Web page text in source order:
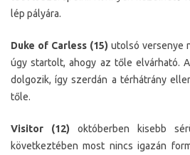
lép pályára.
Duke of Carless (15) utolsó versenye
úgy startolt, ahogy az tőle elvárható.
dolgozik, így szerdán a térhátrány
tőle.
Visitor (12) októberben kisebb
következtében most nincs igazán